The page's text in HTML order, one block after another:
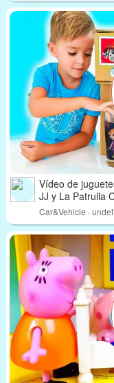
Vídeo de
JJ y La Patrulla
Car&Vehicle ·